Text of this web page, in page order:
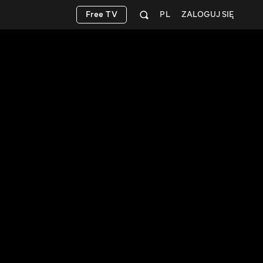
ZALOGUJ SIĘ
PL
Free TV